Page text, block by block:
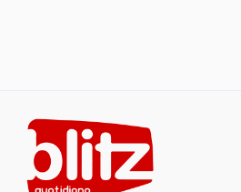
content